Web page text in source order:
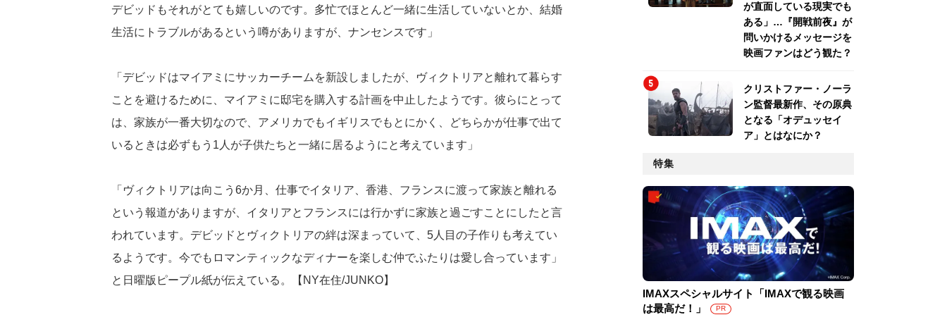
デビッドもそれがとても嬉しいのです。多忙でほとんど一緒に生活していないとか、結婚
生活にトラブルがあるという噂がありますが、ナンセンスです」
「デビッドはマイアミにサッカーチームを新設しましたが、ヴィクトリアと離れて暮らす
ことを避けるために、マイアミに邸宅を購入する計画を中止したようです。彼らにとって
は、家族が一番大切なので、アメリカでもイギリスでもとにかく、どちらかが仕事で出て
いるときは必ずもう1人が子供たちと一緒に居るようにと考えています」
「ヴィクトリアは向こう6か月、仕事でイタリア、香港、フランスに渡って家族と離れる
という報道がありますが、イタリアとフランスには行かずに家族と過ごすことにしたと言
われています。デビッドとヴィクトリアの絆は深まっていて、5人目の子作りも考えてい
るようです。今でもロマンティックなディナーを楽しむ仲でふたりは愛し合っています」
と日曜版ピープル紙が伝えている。【NY在住/JUNKO】
が直面している現実でも
ある」…『開戦前夜』が
問いかけるメッセージを
映画ファンはどう観た？
クリストファー・ノーラ
ン監督最新作、その原典
となる「オデュッセイ
ア」とはなにか？
特集
IMAXスペシャルサイト「IMAXで観る映画
は最高だ！」
PR